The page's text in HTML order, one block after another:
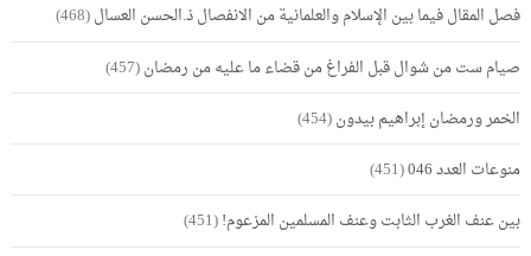
فصل المقال فيما بين الإسلام والعلمانية من الانفصال ذ.الحسن العسال(468)
صيام ست من شوال قبل الفراغ من قضاء ما عليه من رمضان(457)
الخمر ورمضان إبراهيم بيدون(454)
منوعات العدد 046
(451)
بين عنف الغرب الثابت وعنف المسلمين المزعوم!(451)